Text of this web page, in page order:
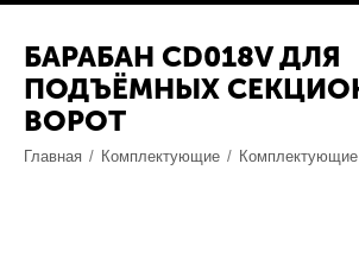
БАРАБАН CD018V ДЛЯ
ПОДЪЁМНЫХ
ВОРОТ
Главная / Комплектующие / Комплектующие